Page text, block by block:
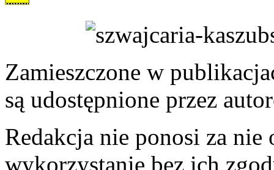
Zamieszczone w
są udostępnione przez
Redakcja nie ponosi za
wykorzystanie bez ich